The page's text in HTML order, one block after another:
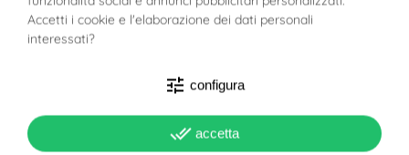
ANELLI
Accetti i cookie e l'elaborazione dei dati personali
interessati?
tune configura
done_all accetta